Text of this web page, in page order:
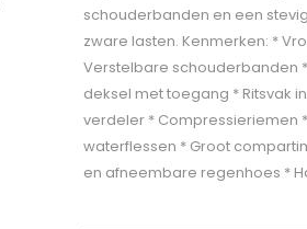
schouderbanden en een
zware lasten. Kenmerken: *
Verstelbare schouderbanden
deksel met toegang * Ritsvak
verdeler * Compressieriemen
waterflessen * Groot
en afneembare regenhoes *